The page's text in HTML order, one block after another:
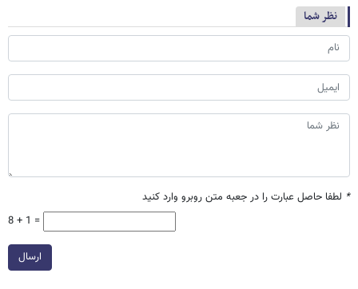
نظر شما
* لطفا حاصل عبارت را در جعبه متن روبرو وارد کنید
8 + 1 =
ارسال